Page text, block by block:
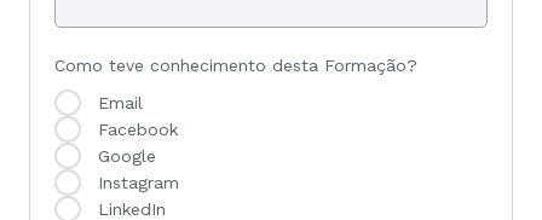
Como teve conhecimento desta Formação?
Email
Facebook
Google
Instagram
LinkedIn